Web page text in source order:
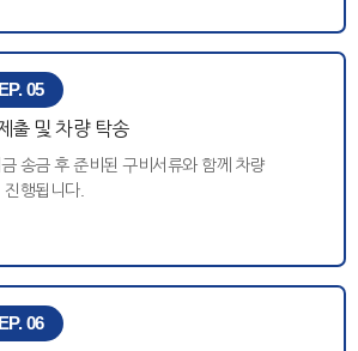
05
출 및 차량 탁송
송금 후 준비된 구비서류와 함께 차량
진행됩니다.
06